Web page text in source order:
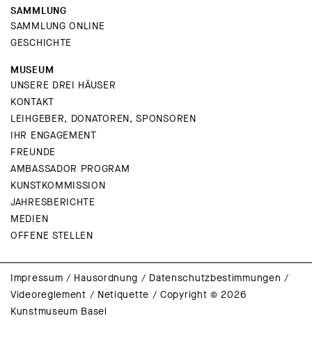
SAMMLUNG
SAMMLUNG ONLINE
GESCHICHTE
MUSEUM
UNSERE DREI HÄUSER
KONTAKT
LEIHGEBER, DONATOREN, SPONSOREN
IHR ENGAGEMENT
FREUNDE
AMBASSADOR PROGRAM
KUNSTKOMMISSION
JAHRESBERICHTE
MEDIEN
OFFENE STELLEN
Impressum / Hausordnung / Datenschutzbestimmungen /
Videoreglement / Netiquette /Copyright © 2026
Kunstmuseum Basel